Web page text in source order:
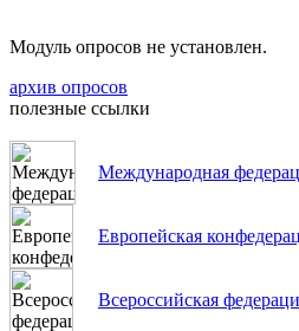
Модуль опросов не установлен.
архив опросов
полезные ссылки
Международная
Европейская
Всероссийская